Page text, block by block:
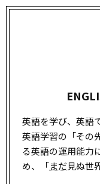
英語を学び、英語
英語学習の「その
る英語の運用能力
め、「まだ見ぬ世